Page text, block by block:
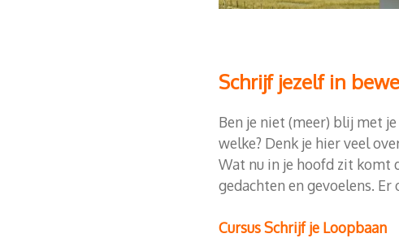
Schrijf jezelf in
Ben je niet (meer) blij met
welke? Denk je hier veel
Wat nu in je hoofd zit komt
gedachten en gevoelens.
Cursus Schrijf je Loopbaan